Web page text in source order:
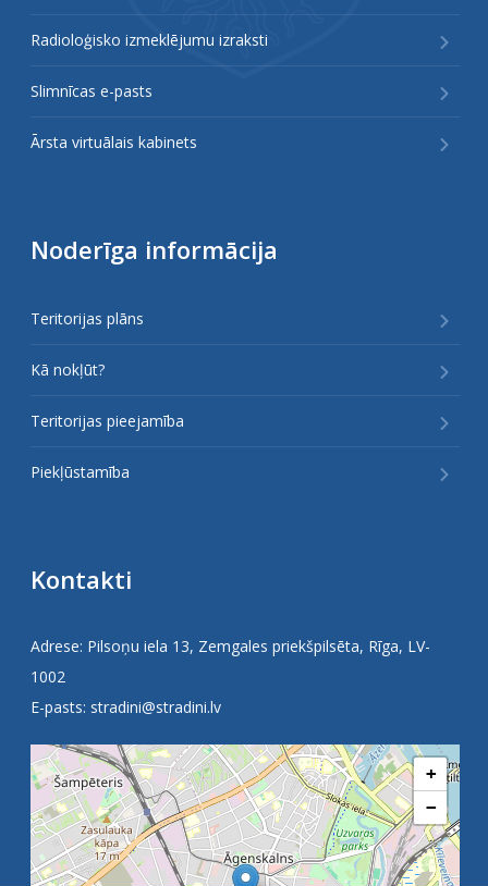
Radioloģisko izmeklējumu izraksti
Slimnīcas e-pasts
Ārsta virtuālais kabinets
Noderīga informācija
Teritorijas plāns
Kā nokļūt?
Teritorijas pieejamība
Piekļūstamība
Kontakti
Adrese: Pilsoņu iela 13, Zemgales priekšpilsēta, Rīga, LV-
1002
E-pasts: stradini@stradini.lv
+
−